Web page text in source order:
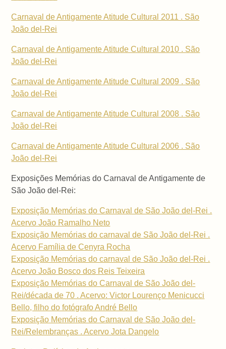
Carnaval de Antigamente Atitude Cultural 2011 . São
João del-Rei
Carnaval de Antigamente Atitude Cultural 2010 . São
João del-Rei
Carnaval de Antigamente Atitude Cultural 2009 . São
João del-Rei
Carnaval de Antigamente Atitude Cultural 2008 . São
João del-Rei
Carnaval de Antigamente Atitude Cultural 2006 . São
João del-Rei
Exposições Memórias do Carnaval de Antigamente de
São João del-Rei:
Exposição Memórias do Carnaval de São João del-Rei .
Acervo João Ramalho Neto
Exposição Memórias do carnaval de São João del-Rei .
Acervo Família de Cenyra Rocha
Exposição Memórias do carnaval de São João del-Rei .
Acervo João Bosco dos Reis Teixeira
Exposição Memórias do Carnaval de São João del-
Rei/década de 70 . Acervo: Victor Lourenço Menicucci
Bello, filho do fotógrafo André Bello
Exposição Memórias do Carnaval de São João del-
Rei/Relembranças . Acervo Jota Dangelo